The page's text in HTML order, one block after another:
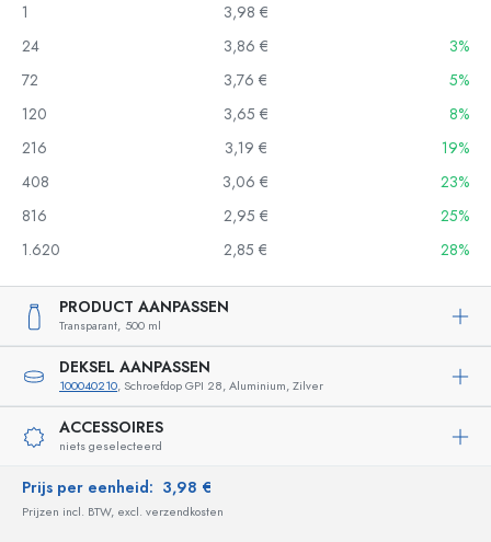
1
3,98 €
24
3,86 €
3%
72
3,76 €
5%
120
3,65 €
8%
216
3,19 €
19%
408
3,06 €
23%
816
2,95 €
25%
1.620
2,85 € 28%
PRODUCT AANPASSEN
Transparant, 500 ml
DEKSEL AANPASSEN
100040210, Schroefdop GPI 28, Aluminium, Zilver
ACCESSOIRES
niets geselecteerd
Prijs per eenheid: 3,98 €
Prijzen incl. BTW, excl. verzendkosten